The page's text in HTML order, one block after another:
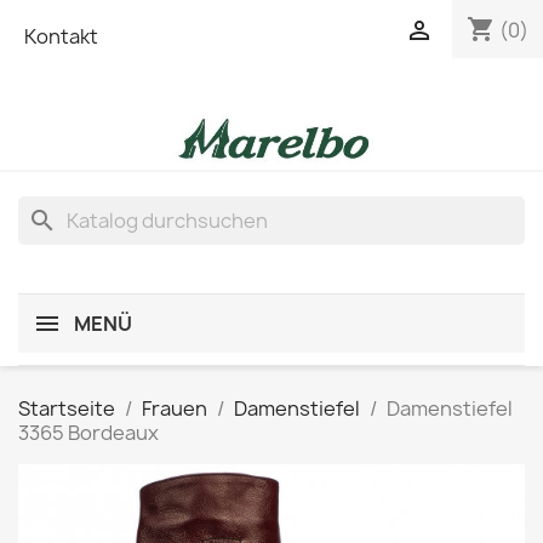
Kontakt shopping_cart (0)

search
MENÜ
Startseite Frauen Damenstiefel
Damenstiefel
3365 Bordeaux